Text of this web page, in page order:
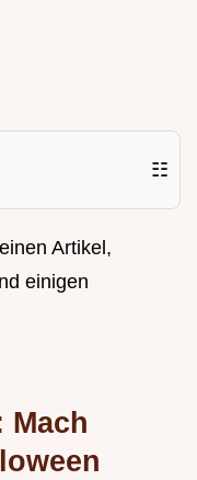
☷
Artikel,
einigen
Mach